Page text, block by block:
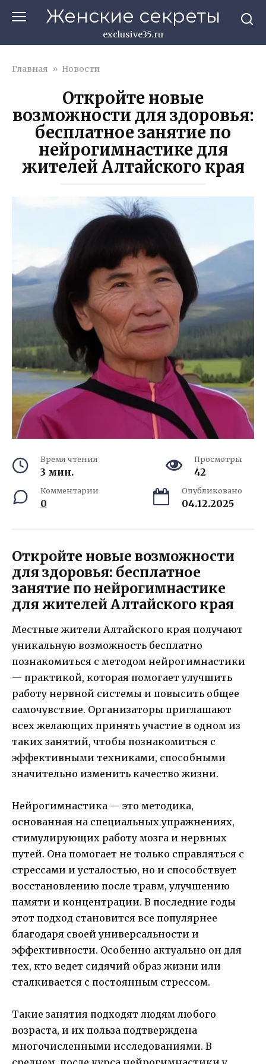
Женские секреты
exclusive35.ru
Главная » Новости
Откройте новые
возможности для здоровья:
бесплатное занятие по
нейрогимнастике для
жителей Алтайского края
Время чтения
3 мин.
Просмотры
42
Комментарии
0
Опубликовано
04.12.2025
Откройте новые возможности
для здоровья: бесплатное
занятие по нейрогимнастике
для жителей Алтайского края
Местные жители Алтайского края получают
уникальную возможность бесплатно
познакомиться с методом нейрогимнастики
— практикой, которая помогает улучшить
работу нервной системы и повысить общее
самочувствие. Организаторы приглашают
всех желающих принять участие в одном из
таких занятий, чтобы познакомиться с
эффективными техниками, способными
значительно изменить качество жизни.
Нейрогимнастика — это методика,
основанная на специальных упражнениях,
стимулирующих работу мозга и нервных
путей. Она помогает не только справляться с
стрессами и усталостью, но и способствует
восстановлению после травм, улучшению
памяти и концентрации. В последние годы
этот подход становится все популярнее
благодаря своей универсальности и
эффективности. Особенно актуально он для
тех, кто ведет сидячий образ жизни или
сталкивается с постоянным стрессом.
Такие занятия подходят людям любого
возраста, и их польза подтверждена
многочисленными исследованиями. В